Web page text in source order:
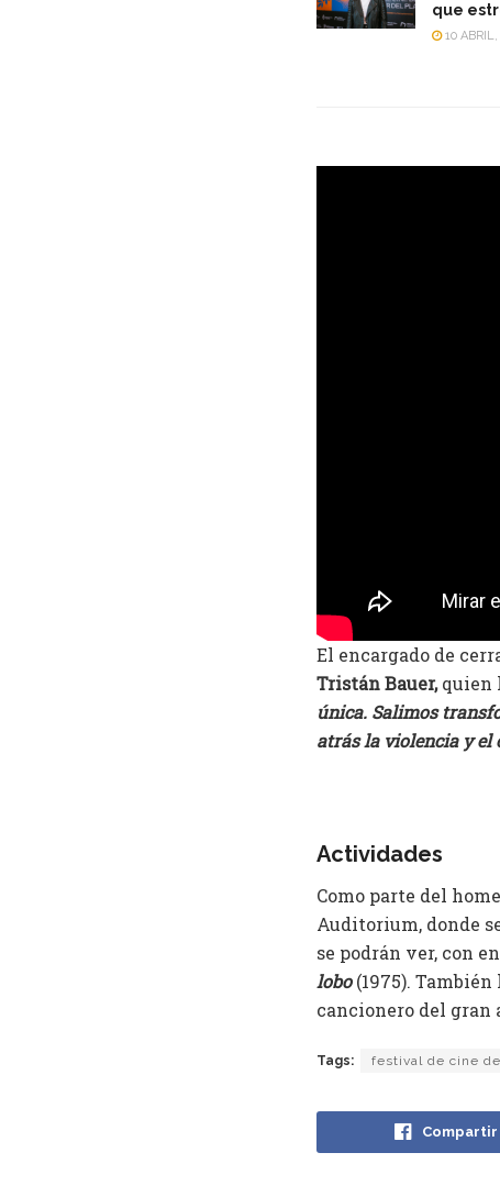
que
10 ABRIL,
El encargado de
Tristán Bauer,quien
única. Salimos
atrás la violencia y el
Actividades
Como parte del
Auditorium, donde
se podrán ver, con
lobo(1975).
cancionero del
Tags: festival de cine
Compartir